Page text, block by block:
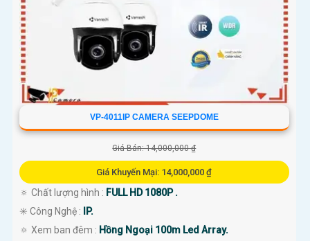
VP-4011IP CAMERA SEEPDOME
Giá Bán: 14,000,000 ₫
Giá Khuyến Mại: 14,000,000 ₫
🔅 Chất lượng hình : FULL HD 1080P .
✳️ Công Nghệ :
IP.
🔅 Xem ban đêm : Hồng Ngoại 100m Led Array.